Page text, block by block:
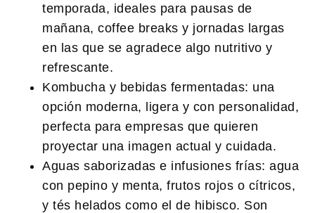
temporada, ideales para pausas de
mañana, coffee breaks y jornadas largas
en las que se agradece algo nutritivo y
refrescante.
Kombucha y bebidas fermentadas: una
opción moderna, ligera y con personalidad,
perfecta para empresas que quieren
proyectar una imagen actual y cuidada.
Aguas saborizadas e infusiones frías: agua
con pepino y menta, frutos rojos o cítricos,
y tés helados como el de hibisco. Son